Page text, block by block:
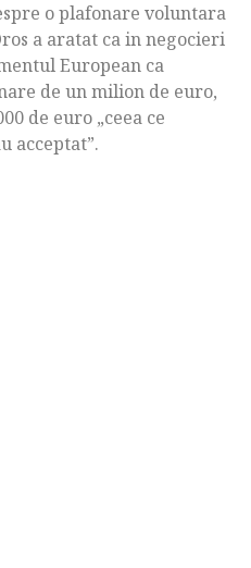
o plafonare voluntara
a aratat ca in negocieri
European ca
de un milion de euro,
de euro „ceea ce
acceptat”.